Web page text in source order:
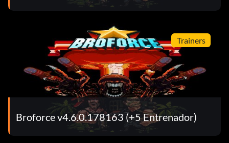
Trainers
Broforce v4.6.0.178163 (+5 Entrenador)